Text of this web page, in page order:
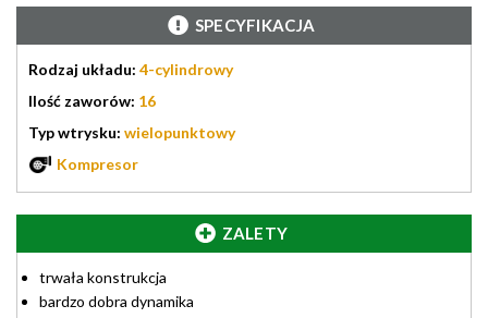
SPECYFIKACJA
Rodzaj układu: 4-cylindrowy
Ilość zaworów: 16
Typ wtrysku: wielopunktowy
Kompresor
ZALETY
trwała konstrukcja
bardzo dobra dynamika